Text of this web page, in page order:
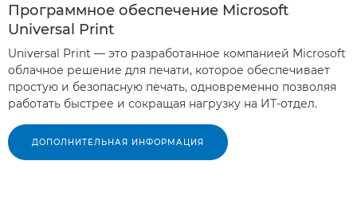
Программное обеспечение Microsoft
Universal Print
Universal Print — это разработанное компанией Microsoft
облачное решение для печати, которое обеспечивает
простую и безопасную печать, одновременно позволяя
работать быстрее и сокращая нагрузку на ИТ-отдел.
ДОПОЛНИТЕЛЬНАЯ ИНФОРМАЦИЯ